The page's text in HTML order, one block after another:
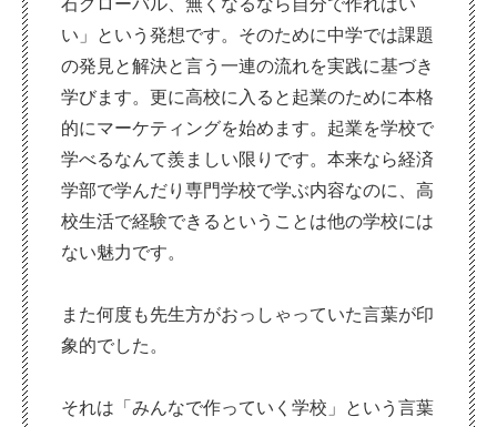
い」という発想です。そのために中学では課題
の発見と解決と言う一連の流れを実践に基づき
学びます。更に高校に入ると起業のために本格
的にマーケティングを始めます。起業を学校で
学べるなんて羨ましい限りです。本来なら経済
学部で学んだり専門学校で学ぶ内容なのに、高
校生活で経験できるということは他の学校には
ない魅力です。
また何度も先生方がおっしゃっていた言葉が印
象的でした。
それは「みんなで作っていく学校」という言葉